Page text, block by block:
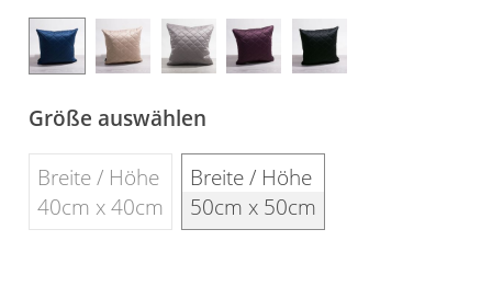
Gardinenstange
Stoffe
Panneaux
Größe auswählen
Breite / Höhe
40cm x 40cm
Breite / Höhe
50cm x 50cm